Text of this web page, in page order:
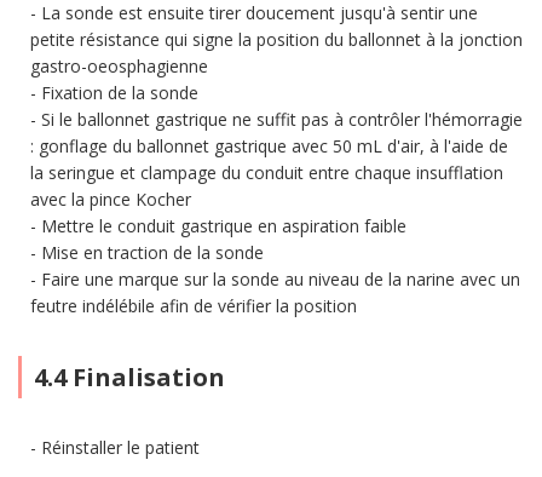
La sonde est ensuite tirer doucement jusqu'à sentir une
petite résistance qui signe la position du ballonnet à la jonction
gastro-oeosphagienne
Fixation de la sonde
Si le ballonnet gastrique ne suffit pas à contrôler l'hémorragie
: gonflage du ballonnet gastrique avec 50 mL d'air, à l'aide de
la seringue et clampage du conduit entre chaque insufflation
avec la pince Kocher
Mettre le conduit gastrique en aspiration faible
Mise en traction de la sonde
Faire une marque sur la sonde au niveau de la narine avec un
feutre indélébile afin de vérifier la position
4.4 Finalisation
Réinstaller le patient